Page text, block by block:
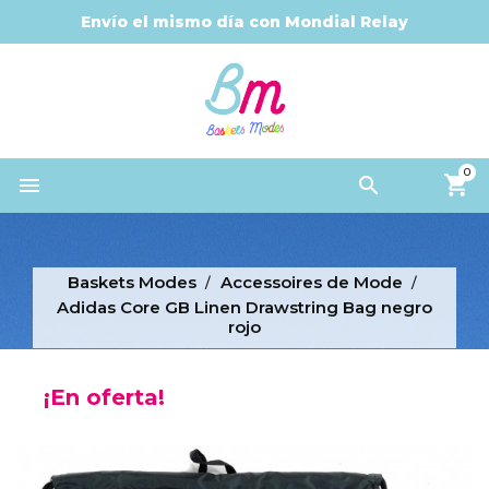
Envío el mismo día con Mondial Relay


0
Baskets Modes
Accessoires de Mode
Adidas Core GB Linen Drawstring Bag negro
rojo
¡En oferta!